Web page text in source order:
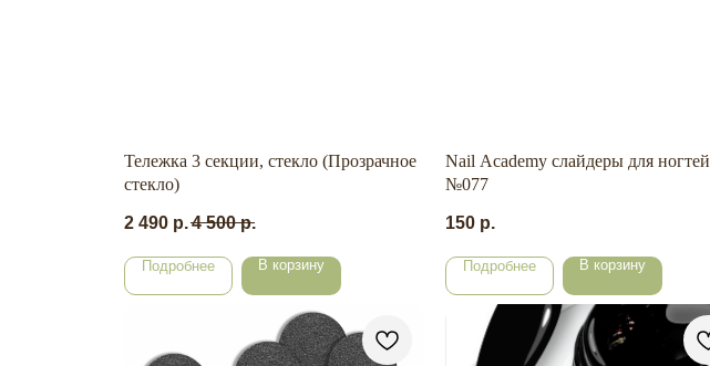
Тележка 3 секции, стекло (Прозрачное
стекло)
2 490 р.4 500 р.
Подробнее В корзину
Nail Academy слайдеры для ногтей
№077
150 р.
Подробнее В корзину